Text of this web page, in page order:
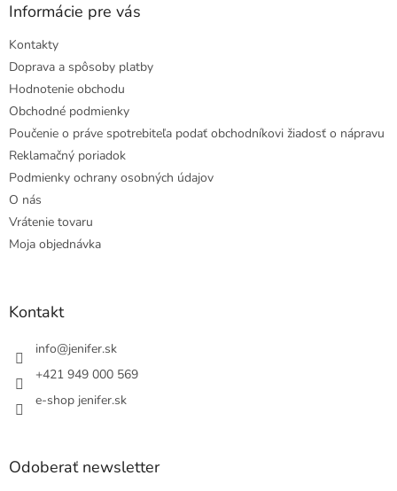
Informácie pre vás
Kontakty
Doprava a spôsoby platby
Hodnotenie obchodu
Obchodné podmienky
Poučenie o práve spotrebiteľa podať obchodníkovi žiadosť o nápravu
Reklamačný poriadok
Podmienky ochrany osobných údajov
O nás
Vrátenie tovaru
Moja objednávka
Kontakt
info@jenifer.sk
+421 949 000 569
e-shop jenifer.sk
Odoberať newsletter